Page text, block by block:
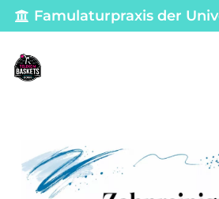
Famulaturpraxis der